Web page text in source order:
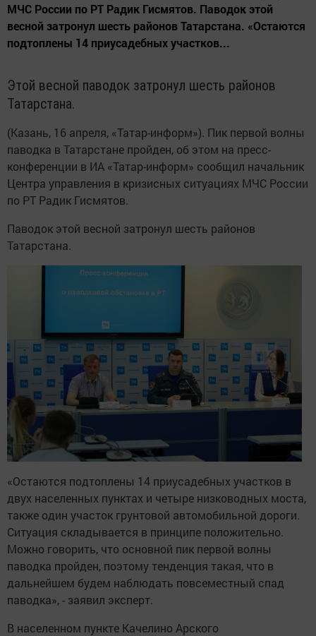
МЧС России по РТ Радик Гисмятов. Паводок этой
весной затронул шесть районов Татарстана. «Остаются
подтоплены 14 приусадебных участков...
Этой весной паводок затронул шесть районов
Татарстана.
(Казань, 16 апреля, «Татар-информ»). Пик первой волны
паводка в Татарстане пройден, об этом на пресс-
конференции в ИА «Татар-информ» сообщил начальник
Центра управления в кризисных ситуациях МЧС России
по РТ Радик Гисмятов.
Паводок этой весной затронул шесть районов
Татарстана.
«Остаются подтоплены 14 приусадебных участков в
двух населенных пунктах и четыре низководных моста,
также один участок грунтовой автомобильной дороги.
Ситуация складывается в принципе положительно.
Можно говорить, что основной пик первой волны
паводка пройден, поэтому тенденция такая, что в
дальнейшем будем наблюдать повсеместный спад
паводка», - заявил эксперт.
В населенном пункте Качелино Арского